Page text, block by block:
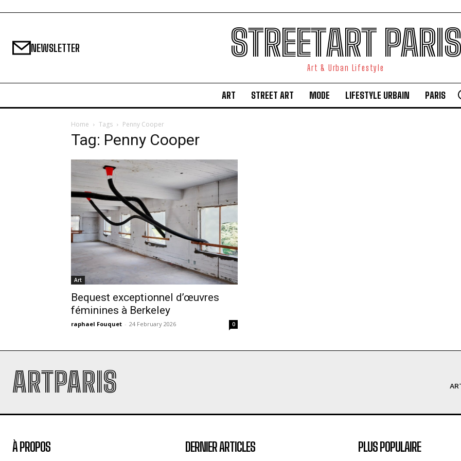
NEWSLETTER STREETART PARIS
Art & Urban Lifestyle
ART STREET ART MODE LIFESTYLE URBAIN PARIS
Home Tags Penny Cooper
Tag: Penny Cooper
Art
Bequest exceptionnel d’œuvres
féminines à Berkeley
raphael Fouquet - 24 February 2026 0
ARTPARIS
À PROPOS DERNIER ARTICLES PLUS POPULAIRE